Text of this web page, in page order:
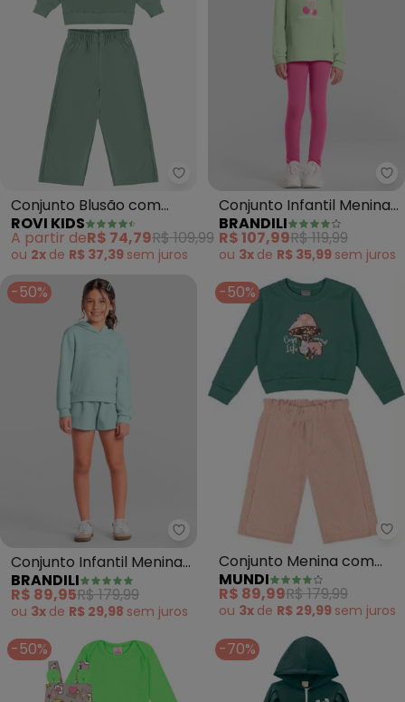
Rovi Kids - Conjunto Blusão
Conjunto Blusão com
Calça Feminina (Verde)
ROVI KIDS
A partir deR$ 74,79R$ 109,99
ou 2x de R$ 37,39 sem juros
Conjunto Infantil Menina
de Cerejinha (Verde)
BRANDILI
R$ 107,99R$ 119,99
ou 3x de R$ 35,99 sem juros
-50%
Brandili - Conjunto Infantil
Conjunto Infantil Menina
(Verde)
BRANDILI
R$ 89,95R$ 179,99
ou 3x de R$ 29,98 sem juros
-50%
Conjunto Menina com
Aplique de Cogumelo
(Verde)
MUNDI
R$ 89,99R$ 179,99
ou 3x de R$ 29,99 sem juros
-50% -70%